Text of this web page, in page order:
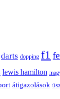
darts dopping f1
lewis hamilton
átigazolások